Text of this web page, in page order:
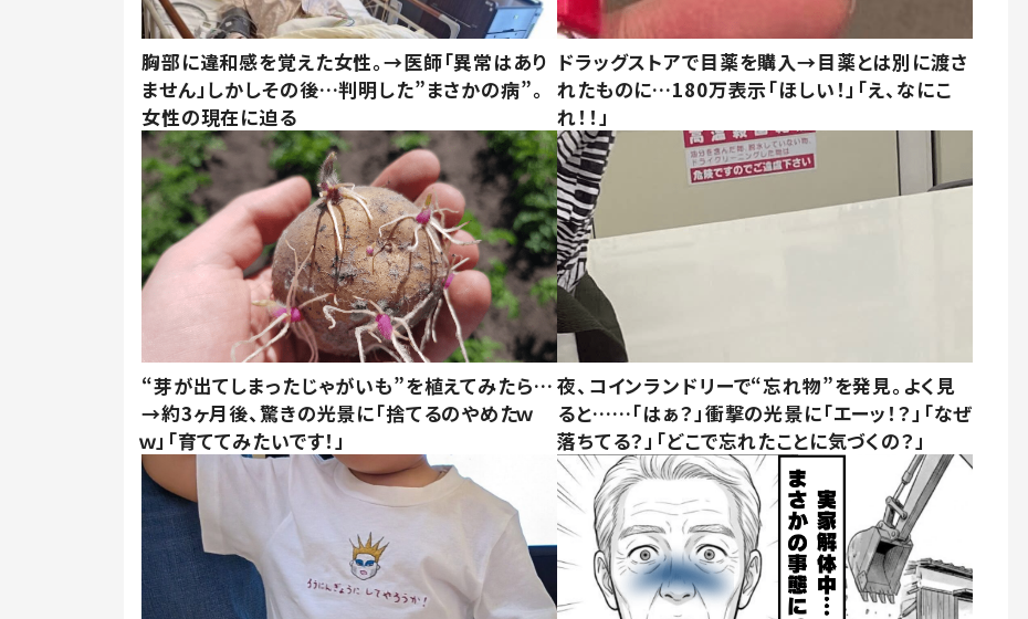
胸部に違和感を覚えた女性。→医師「異常はあり
ません」しかしその後…判明した”まさかの病”。
女性の現在に迫る
ドラッグストアで目薬を購入→目薬とは別に渡さ
れたものに…180万表示「ほしい！」「え、なにこ
れ！！」
“芽が出てしまったじゃがいも”を植えてみたら…
→約3ヶ月後、驚きの光景に「捨てるのやめたｗ
ｗ」「育ててみたいです！」
夜、コインランドリーで“忘れ物”を発見。よく見
ると……「はぁ？」衝撃の光景に「エーッ！？」「なぜ
落ちてる？」「どこで忘れたことに気づくの？」